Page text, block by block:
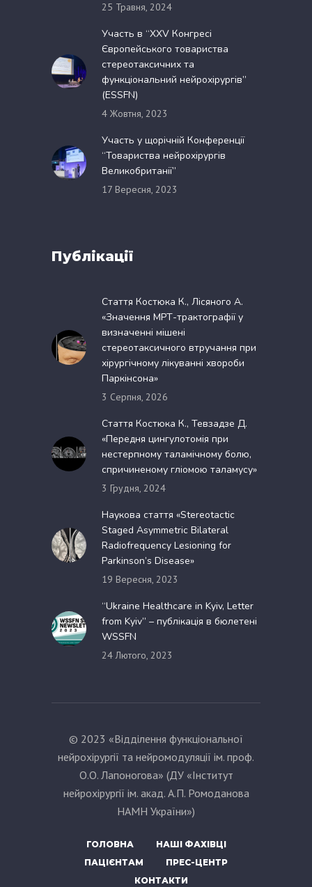
25 Травня, 2024
Участь в “XXV Конгресі
Європейського товариства
стереотаксичних та
функціональний нейрохірургів”
(ESSFN)
4 Жовтня, 2023
Участь у щорічній Конференції
“Товариства нейрохірургів
Великобританії”
17 Вересня, 2023
Публікації
Стаття Костюка К., Лісяного А.
«Значення МРТ-трактографії у
визначенні мішені
стереотаксичного втручання при
хірургічному лікуванні хвороби
Паркінсона»
3 Серпня, 2026
Стаття Костюка К., Тевзадзе Д.
«Передня цингулотомія при
нестерпному таламічному болю,
спричиненому гліомою таламусу»
3 Грудня, 2024
Наукова стаття «Stereotactic
Staged Asymmetric Bilateral
Radiofrequency Lesioning for
Parkinson’s Disease»
19 Вересня, 2023
“Ukraine Healthcare in Kyiv, Letter
from Kyiv” – публікація в бюлетені
WSSFN
24 Лютого, 2023
© 2023 «Відділення функціональної
нейрохірургії та нейромодуляції ім. проф.
О.О. Лапоногова» (ДУ «Інститут
нейрохірургії ім. акад. А.П. Ромоданова
НАМН України»)
ГОЛОВНА
НАШІ ФАХІВЦІ
ПАЦІЄНТАМ
ПРЕС-ЦЕНТР
КОНТАКТИ